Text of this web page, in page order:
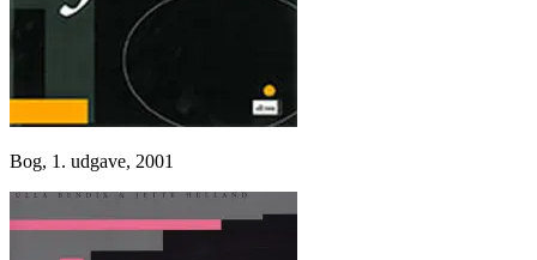
Bog, 1. udgave, 2001